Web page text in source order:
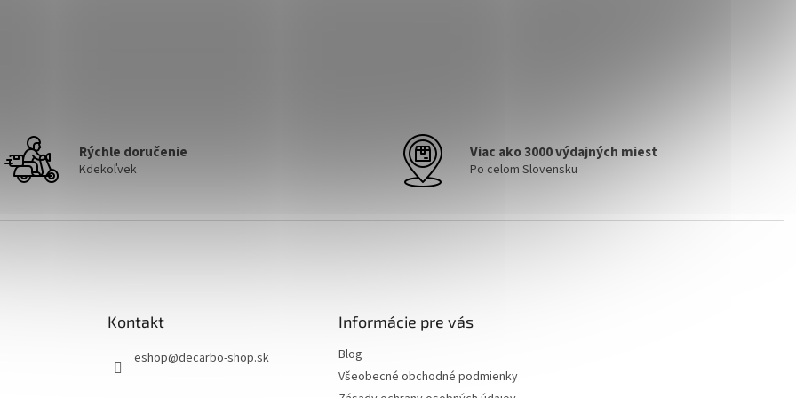
Rýchle doručenie
Kdekoľvek
Viac ako 3000 výdajných miest
Po celom Slovensku
Kontakt
eshop@decarbo-shop.sk
Informácie pre vás
Blog
Všeobecné obchodné podmienky